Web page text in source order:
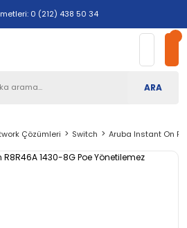
0 (212) 438 50 34
ARA
Çözümleri Switch Aruba Instant On